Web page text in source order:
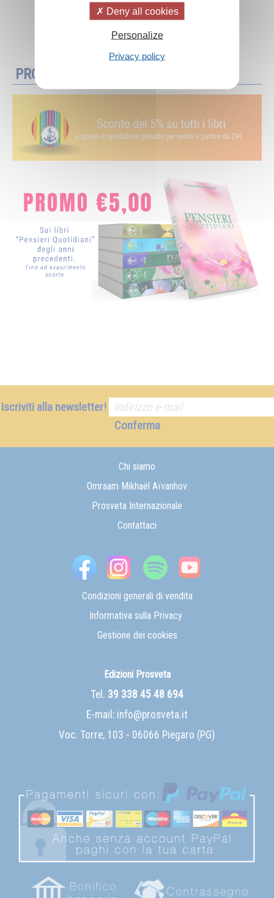
Aggiungi al carrello
PROMOZIONI
Iscriviti alla newsletter!
Conferma
Chi siamo
Omraam Mikhaël Aïvanhov
Prosveta Internazionale
Contattaci
Condizioni generali di vendita
Informativa sulla Privacy
Gestione dei cookies
Edizioni Prosveta
Tel. 39 338 45 48 694
E-mail: info@prosveta.it
Voc. Torre, 103 - 06066 Piegaro (PG)
Deny all cookies
Personalize
Privacy policy